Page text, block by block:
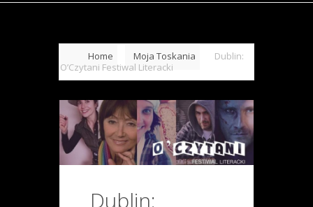
Home Moja Toskania
Dublin:
O’Czytani Festiwal Literacki
Dublin: